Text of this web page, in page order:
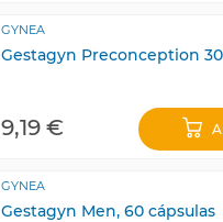
GYNEA
Gestagyn Preconception
9,19 €
GYNEA
Gestagyn Men, 60 cápsulas